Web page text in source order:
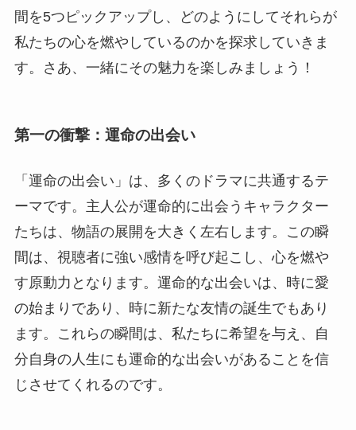
間を5つピックアップし、どのようにしてそれらが
私たちの心を燃やしているのかを探求していきま
す。さあ、一緒にその魅力を楽しみましょう！
第一の衝撃：運命の出会い
「運命の出会い」は、多くのドラマに共通するテ
ーマです。主人公が運命的に出会うキャラクター
たちは、物語の展開を大きく左右します。この瞬
間は、視聴者に強い感情を呼び起こし、心を燃や
す原動力となります。運命的な出会いは、時に愛
の始まりであり、時に新たな友情の誕生でもあり
ます。これらの瞬間は、私たちに希望を与え、自
分自身の人生にも運命的な出会いがあることを信
じさせてくれるのです。